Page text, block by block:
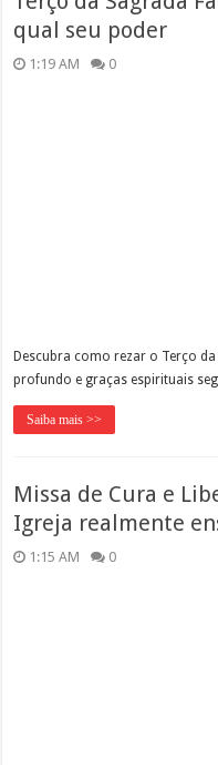
qual seu poder
1:19 AM 0
Descubra como rezar o Terço da
profundo e graças espirituais
Saiba mais >>
Missa de Cura e
Igreja realmente
1:15 AM 0